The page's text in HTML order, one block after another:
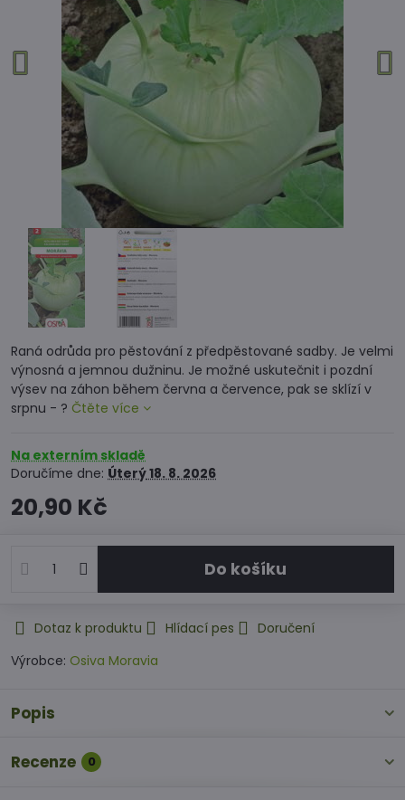
Raná odrůda pro pěstování z předpěstované sadby. Je velmi
výnosná a jemnou dužninu. Je možné uskutečnit i pozdní
výsev na záhon během června a července, pak se sklízí v
srpnu - ? Čtěte více
Na externím skladě
Doručíme dne: Úterý18. 8. 2026
20,90 Kč
Do košíku
Dotaz k produktu Hlídací pes
Doručení
Výrobce: Osiva Moravia
Popis
Recenze 0